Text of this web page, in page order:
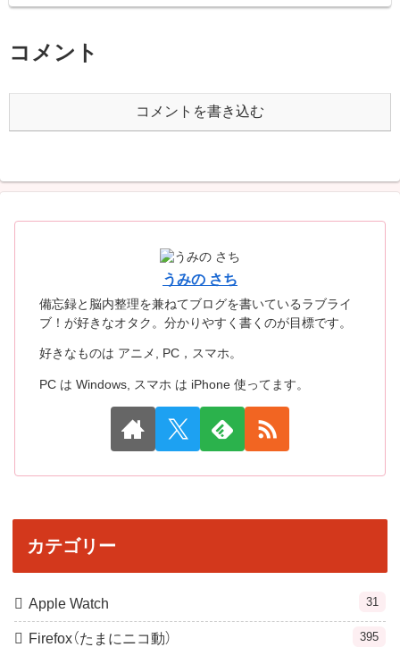
コメント
コメントを書き込む
うみの さち
備忘録と脳内整理を兼ねてブログを書いているラブライ
ブ！が好きなオタク。分かりやすく書くのが目標です。
好きなものは アニメ, PC，スマホ。
PC は Windows, スマホ は iPhone 使ってます。
カテゴリー
Apple Watch 31
Firefox（たまにニコ動） 395